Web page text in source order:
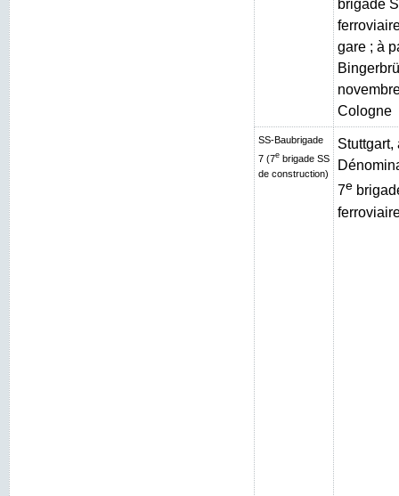
brigade
gare ; à
Cologne
SS-Baubrigade
7 (7e brigade SS
de construction)
Stuttgart,
7e